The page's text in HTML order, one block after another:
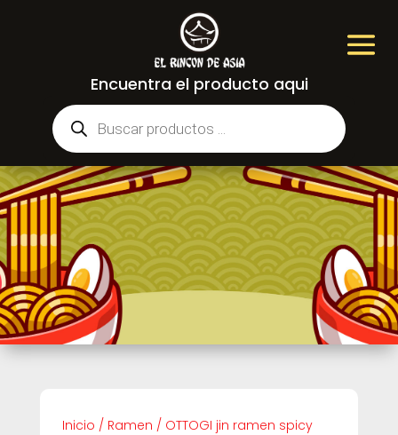
Encuentra el producto aqui
Búsqueda
de
productos
Inicio / Ramen / OTTOGI jin ramen spicy